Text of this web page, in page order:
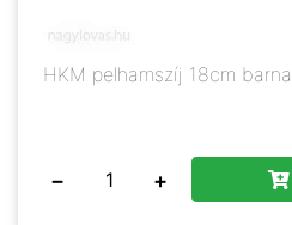
HKM pelhamszíj 18cm barna
− +